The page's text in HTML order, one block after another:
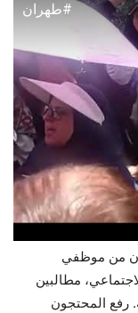
#طهران
من موظفي
مطالبين
رفع المحتجون